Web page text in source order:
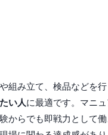
組み立て、検品などを行
い人に最適です。マニ
からでも即戦力として